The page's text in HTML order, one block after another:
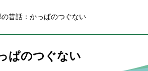
の昔話：かっぱのつぐない
ぱのつぐない